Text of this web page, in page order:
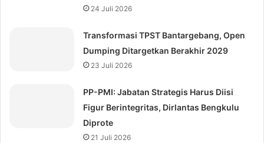
24 Juli 2026
Transformasi TPST Bantargebang, Open
Dumping Ditargetkan Berakhir 2029
23 Juli 2026
⁠PP-PMI: Jabatan Strategis Harus Diisi
Figur Berintegritas, Dirlantas Bengkulu
Diprote
21 Juli 2026